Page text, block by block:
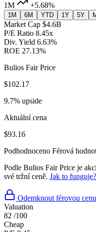
1M
+5.68%
1M 6M YTD 1Y 5Y
Market Cap $4.6B
P/E Ratio 8.45x
Div. Yield 6.63%
ROE 27.13%
Bulios Fair Price
$102.17
9.7% upside
Aktuální cena
$93.16
Podhodnoceno Férová
Podle Bulios Fair Price je
své tržní ceně. Jak to funguje?
Odemknout férovou cenu
Valuation
82 /100
Cheap